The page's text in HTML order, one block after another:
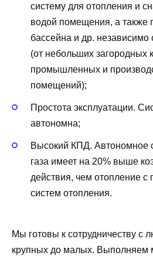
систему для отопления и
водой помещения, а также
бассейна и др. независимо
(от небольших загородных
промышленных и
помещений);
Простота эксплуатации.
автономна;
Высокий КПД. Автономное
газа имеет на 20% выше
действия, чем отопление
систем отопления.
Мы готовы к сотрудничеству с
крупных до малых. Выполняем